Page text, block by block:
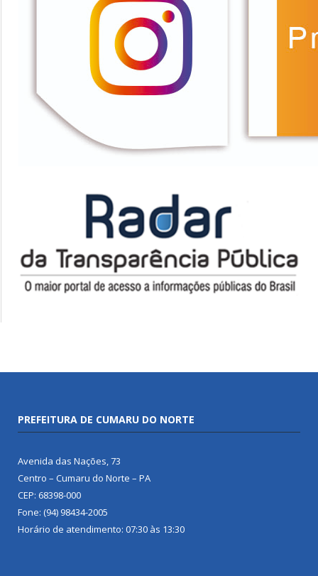
PREFEITURA DE CUMARU DO NORTE
Avenida das Nações, 73
Centro – Cumaru do Norte – PA
CEP: 68398-000
Fone: (94) 98434-2005
Horário de atendimento: 07:30 às 13:30